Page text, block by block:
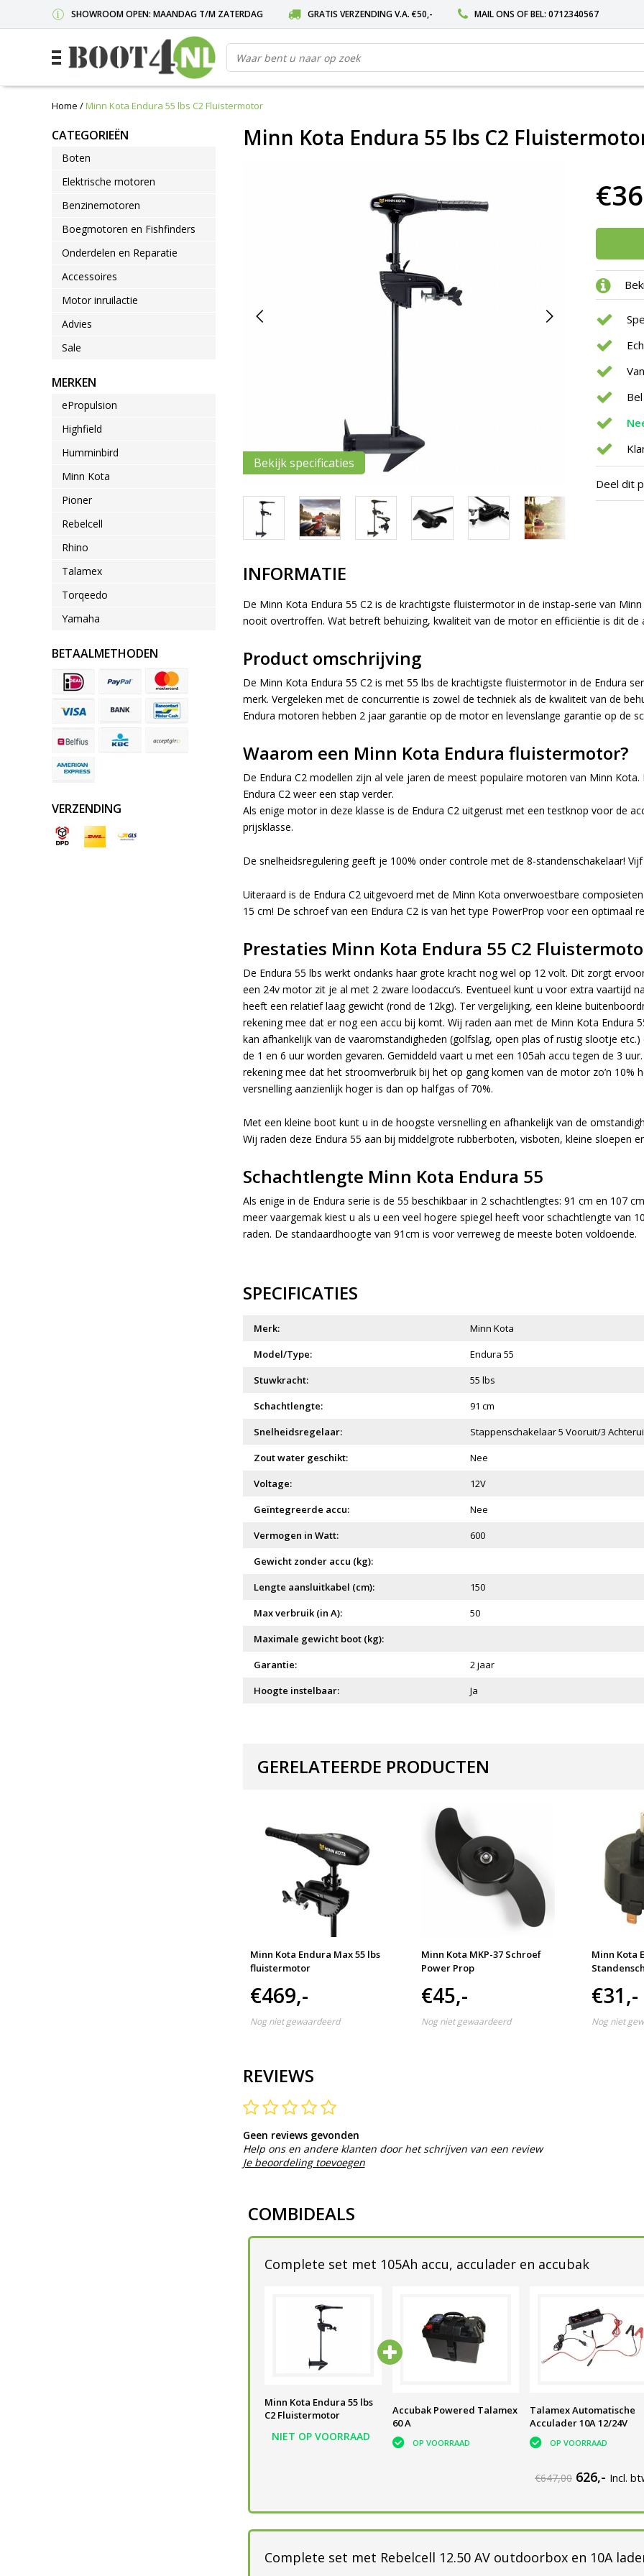
SHOWROOM OPEN: MAANDAG T/M ZATERDAG GRATIS VERZENDING V.A. €50,- MAIL ONS OF BEL: 0712340567
Home /Minn Kota Endura 55 lbs C2 Fluistermotor
CATEGORIEËN
Boten
Elektrische motoren
Benzinemotoren
Boegmotoren en Fishfinders
Onderdelen en Reparatie
Accessoires
Motor inruilactie
Advies
Sale
MERKEN
ePropulsion
Highfield
Humminbird
Minn Kota
Pioner
Rebelcell
Rhino
Talamex
Torqeedo
Yamaha
BETAALMETHODEN
VERZENDING
Minn Kota Endura 55 lbs C2
Bekijk specificaties
Deel dit
INFORMATIE
De Minn Kota Endura 55 C2 is de krachtigste fluistermotor in de instap-serie van
nooit overtroffen. Wat betreft behuizing, kwaliteit van de motor en efficiëntie is dit
Product omschrijving
De Minn Kota Endura 55 C2 is met 55 lbs de krachtigste fluistermotor in de Endura
merk. Vergeleken met de concurrentie is zowel de techniek als de kwaliteit van de
Endura motoren hebben 2 jaar garantie op de motor en levenslange garantie op de
Waarom een Minn Kota Endura fluistermotor?
De Endura C2 modellen zijn al vele jaren de meest populaire motoren van Minn
Endura C2 weer een stap verder.
Als enige motor in deze klasse is de Endura C2 uitgerust met een testknop voor de
prijsklasse.
De snelheidsregulering geeft je 100% onder controle met de 8-standenschakelaar!
Uiteraard is de Endura C2 uitgevoerd met de Minn Kota onverwoestbare
15 cm! De schroef van een Endura C2 is van het type PowerProp voor een optimaal
Prestaties Minn Kota Endura 55 C2
De Endura 55 lbs werkt ondanks haar grote kracht nog wel op 12 volt. Dit zorgt
een 24v motor zit je al met 2 zware loodaccu’s. Eventueel kunt u voor extra vaartijd
heeft een relatief laag gewicht (rond de 12kg). Ter vergelijking, een kleine
rekening mee dat er nog een accu bij komt. Wij raden aan met de Minn Kota Endura
kan afhankelijk van de vaaromstandigheden (golfslag, open plas of rustig slootje
de 1 en 6 uur worden gevaren. Gemiddeld vaart u met een 105ah accu tegen de 3
rekening mee dat het stroomverbruik bij het op gang komen van de motor zo’n 10%
versnelling aanzienlijk hoger is dan op halfgas of 70%.
Met een kleine boot kunt u in de hoogste versnelling en afhankelijk van de
Wij raden deze Endura 55 aan bij middelgrote rubberboten, visboten, kleine sloepen
Schachtlengte Minn Kota Endura 55
Als enige in de Endura serie is de 55 beschikbaar in 2 schachtlengtes: 91 cm en 107
meer vaargemak kiest u als u een veel hogere spiegel heeft voor schachtlengte van
raden. De standaardhoogte van 91cm is voor verreweg de meeste boten voldoende.
SPECIFICATIES
Merk:
Minn Kota
Model/Type:
Endura 55
Stuwkracht:
55 lbs
Schachtlengte:
91 cm
Snelheidsregelaar:
Stappenschakelaar 5 Vooruit/3
Zout water geschikt:
Nee
Voltage:
12V
Geïntegreerde accu:
Nee
Vermogen in Watt:
600
Gewicht zonder accu (kg):
Lengte aansluitkabel (cm):
150
Max verbruik (in A):
50
Maximale gewicht boot (kg):
Garantie:
2 jaar
Hoogte instelbaar:
Ja
GERELATEERDE PRODUCTEN
Minn Kota Endura Max 55 lbs
fluistermotor
€469,-
Nog niet gewaardeerd
Minn Kota MKP-37 Schroef
Power Prop
€45,-
Nog niet gewaardeerd
Minn Kota
€31,-
Nog niet
REVIEWS
Geen reviews gevonden
Help ons en andere klanten door het schrijven van een review
Je beoordeling toevoegen
COMBIDEALS
Complete set met 105Ah accu, acculader en accubak
Minn Kota Endura 55 lbs
C2 Fluistermotor
NIET OP VOORRAAD
Accubak Powered Talamex
60 A
OP VOORRAAD
Talamex Automatische
Acculader 10A 12/24V
OP VOORRAAD
€647,00 626,- Incl.
Complete set met Rebelcell 12.50 AV outdoorbox en 10A